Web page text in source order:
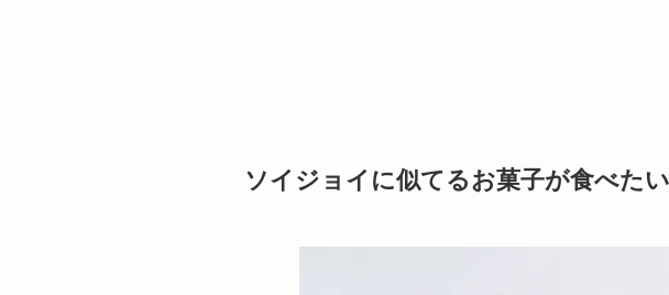
ソイジョイに似てるお菓子が食べた